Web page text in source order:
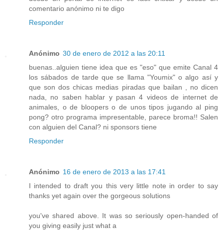
comentario anónimo ni te digo
Responder
Anónimo 30 de enero de 2012 a las 20:11
buenas..alguien tiene idea que es "eso" que emite Canal 4
los sábados de tarde que se llama "Youmix" o algo así y
que son dos chicas medias piradas que bailan , no dicen
nada, no saben hablar y pasan 4 videos de internet de
animales, o de bloopers o de unos tipos jugando al ping
pong? otro programa impresentable, parece broma!! Salen
con alguien del Canal? ni sponsors tiene
Responder
Anónimo 16 de enero de 2013 a las 17:41
I intended to draft you this very little note in order to say
thanks yet again over the gorgeous solutions
you've shared above. It was so seriously open-handed of
you giving easily just what a